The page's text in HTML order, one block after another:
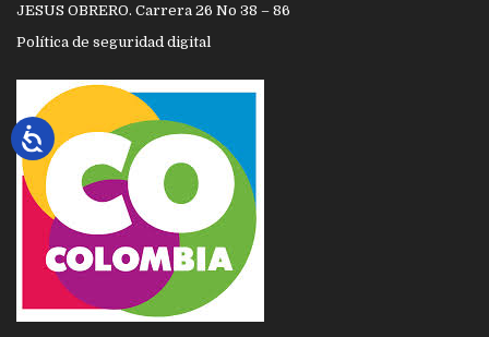
JESUS OBRERO. Carrera 26 No 38 – 86
Política de seguridad digital